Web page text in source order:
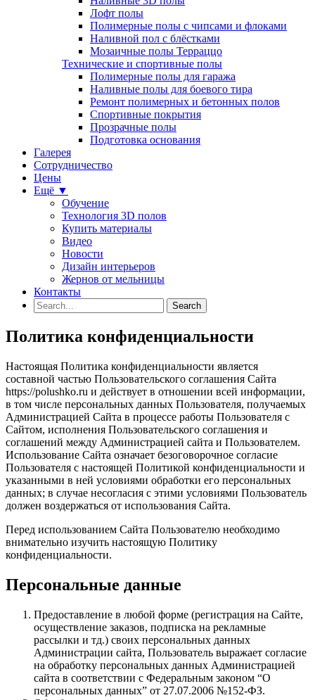
Лофт полы
Полимерные полы с чипсами и флоками
Наливной пол с блёстками
Мозаичные полы Терраццо
Технические и спортивные полы
Полимерные полы для гаража
Наливные полы для боевого тира
Ремонт полимерных и бетонных полов
Спортивные покрытия
Прозрачные полы
Подготовка основания
Галерея
Сотрудничество
Цены
Ещё ▼
Обучение
Технология 3D полов
Купить материалы
Видео
Новости
Дизайн интерьеров
Жернов от мельницы
Контакты
Политика конфиденциальности
Настоящая Политика конфиденциальности является
составной частью Пользовательского соглашения Сайта
https://polushko.ru и действует в отношении всей информации,
в том числе персональных данных Пользователя, получаемых
Администрацией Сайта в процессе работы Пользователя с
Сайтом, исполнения Пользовательского соглашения и
соглашений между Администрацией сайта и Пользователем.
Использование Сайта означает безоговорочное согласие
Пользователя с настоящей Политикой конфиденциальности и
указанными в ней условиями обработки его персональных
данных; в случае несогласия с этими условиями Пользователь
должен воздержаться от использования Сайта.
Перед использованием Сайта Пользователю необходимо
внимательно изучить настоящую Политику
конфиденциальности.
Персональные данные
Предоставление в любой форме (регистрация на Сайте,
осуществление заказов, подписка на рекламные
рассылки и тд.) своих персональных данных
Администрации сайта, Пользователь выражает согласие
на обработку персональных данных Администрацией
сайта в соответствии с Федеральным законом “О
персональных данных” от 27.07.2006 №152-ФЗ.